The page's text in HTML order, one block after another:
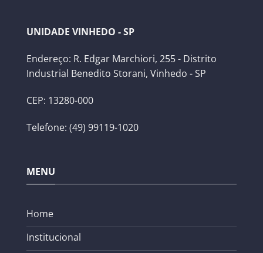
UNIDADE VINHEDO - SP
Endereço: R. Edgar Marchiori, 255 - Distrito
Industrial Benedito Storani, Vinhedo - SP
CEP: 13280-000
Telefone: (49) 99119-1020
MENU
Home
Institucional